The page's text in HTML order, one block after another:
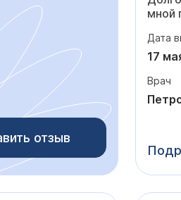
отзыв
мной
мои
Дата
17
Врач